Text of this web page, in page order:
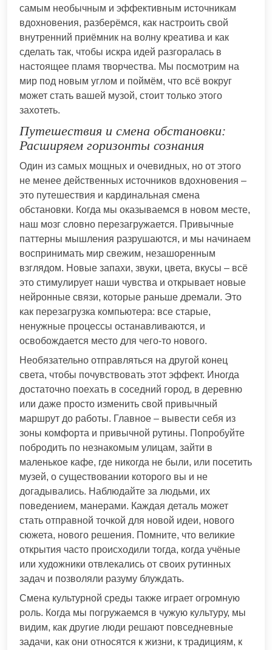
самым необычным и эффективным источникам
вдохновения, разберёмся, как настроить свой
внутренний приёмник на волну креатива и как
сделать так, чтобы искра идей разгоралась в
настоящее пламя творчества. Мы посмотрим на
мир под новым углом и поймём, что всё вокруг
может стать вашей музой, стоит только этого
захотеть.
Путешествия и смена обстановки:
Расширяем горизонты сознания
Один из самых мощных и очевидных, но от этого
не менее действенных источников вдохновения –
это путешествия и кардинальная смена
обстановки. Когда мы оказываемся в новом месте,
наш мозг словно перезагружается. Привычные
паттерны мышления разрушаются, и мы начинаем
воспринимать мир свежим, незашоренным
взглядом. Новые запахи, звуки, цвета, вкусы – всё
это стимулирует наши чувства и открывает новые
нейронные связи, которые раньше дремали. Это
как перезагрузка компьютера: все старые,
ненужные процессы останавливаются, и
освобождается место для чего-то нового.
Необязательно отправляться на другой конец
света, чтобы почувствовать этот эффект. Иногда
достаточно поехать в соседний город, в деревню
или даже просто изменить свой привычный
маршрут до работы. Главное – вывести себя из
зоны комфорта и привычной рутины. Попробуйте
побродить по незнакомым улицам, зайти в
маленькое кафе, где никогда не были, или посетить
музей, о существовании которого вы и не
догадывались. Наблюдайте за людьми, их
поведением, манерами. Каждая деталь может
стать отправной точкой для новой идеи, нового
сюжета, нового решения. Помните, что великие
открытия часто происходили тогда, когда учёные
или художники отвлекались от своих рутинных
задач и позволяли разуму блуждать.
Смена культурной среды также играет огромную
роль. Когда мы погружаемся в чужую культуру, мы
видим, как другие люди решают повседневные
задачи, как они относятся к жизни, к традициям, к